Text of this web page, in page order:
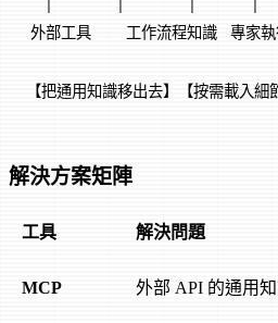
外部工具        工作流程知識   專家
【把通用知識移出去】【按需載入細
解決方案矩陣
工具 解決問題
MCP 外部 API 的通用